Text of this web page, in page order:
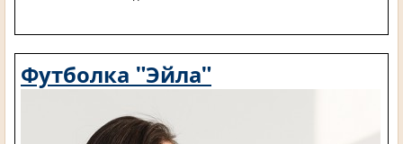
Футболка "Эйла"